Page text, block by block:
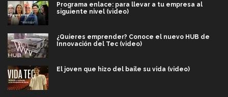
Programa enlace: para llevar a tu empresa al
siguiente nivel (video)
¿Quieres emprender? Conoce el nuevo HUB de
Innovación del Tec (video)
El joven que hizo del baile su vida (video)